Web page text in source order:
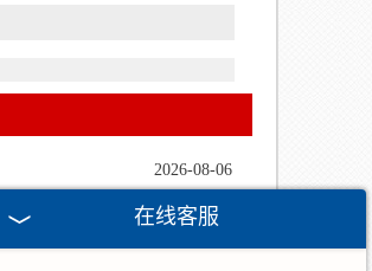
2026-08-06
2026-07-30
在线客服